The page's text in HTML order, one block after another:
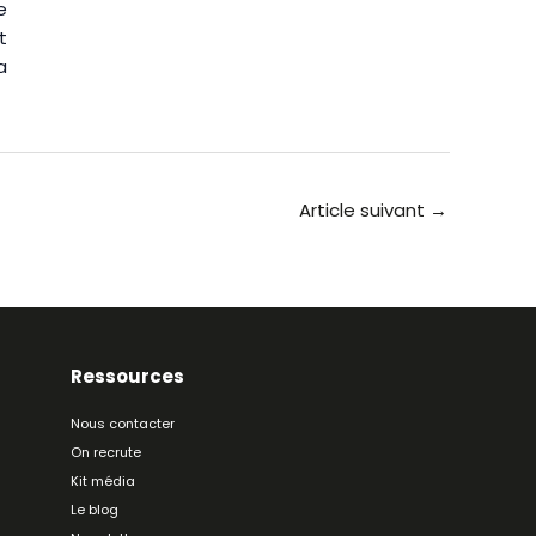
Article suivant →
Ressources
Nous contacter
On recrute
Kit média
Le blog